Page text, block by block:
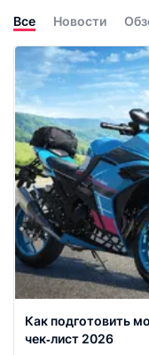
Все Новости
Как подготовить
чек‑лист 2026